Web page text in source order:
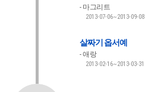
마그리트
2013-07-06~2013-09-08
살짜기 옵서예
애랑
2013-02-16~2013-03-31